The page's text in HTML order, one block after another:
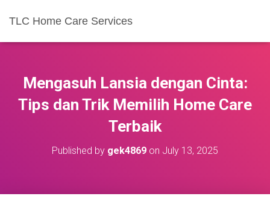
TLC Home Care Services
Mengasuh Lansia dengan Cinta:
Tips dan Trik Memilih Home Care
Terbaik
Published by gek4869 on July 13, 2025